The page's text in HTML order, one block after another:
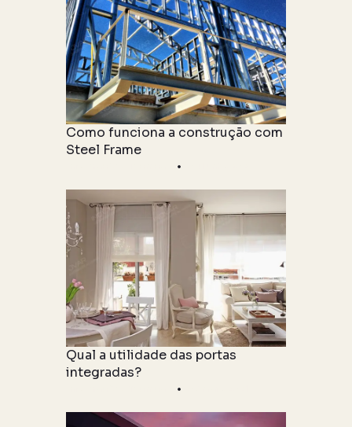
Como funciona a construção com
Steel Frame
Qual a utilidade das portas
integradas?